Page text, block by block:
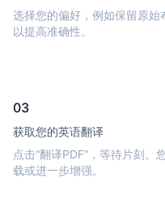
选择您的偏好，例如保留原
以提高准确性。
03
获取您的英语翻译
点击“翻译PDF”，等待片刻
载或进一步增强。